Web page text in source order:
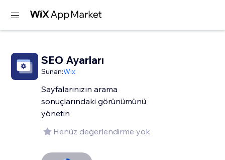
SEO Ayarları
Sunan:Wix
Sayfalarınızın arama
sonuçlarındaki görünümünü
yönetin
Henüz değerlendirme yok